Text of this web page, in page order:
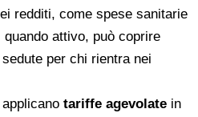
redditi, come spese sanitarie
quando attivo, può coprire
per chi rientra nei
tariffe agevolate in